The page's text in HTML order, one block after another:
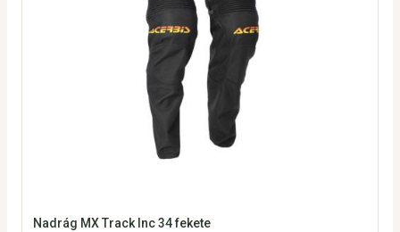
Nadrág MX Track Inc 34 fekete